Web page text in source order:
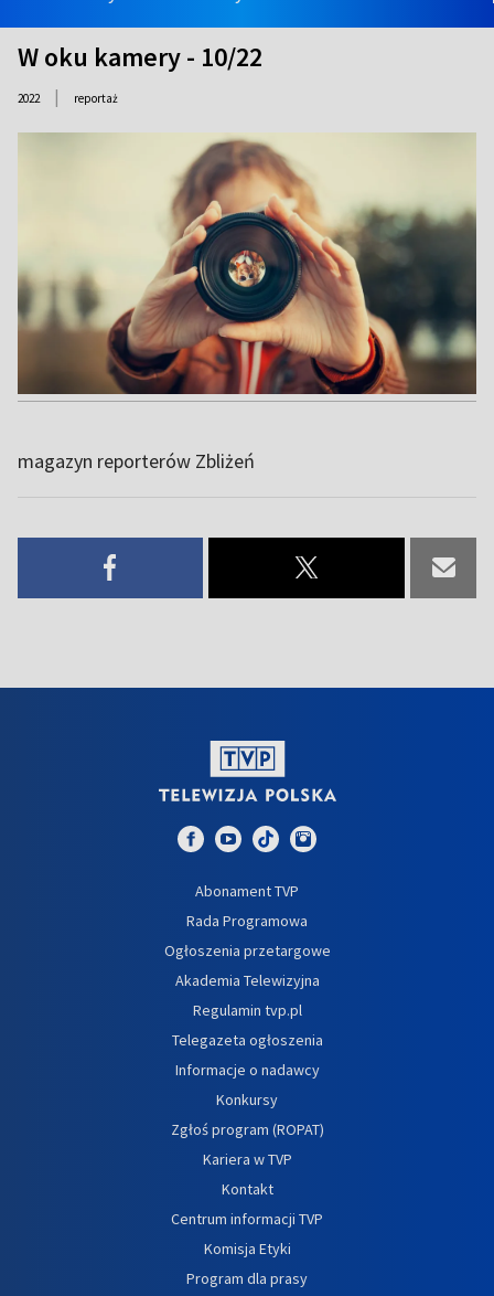
W oku kamery - 10/22
2022 | reportaż
magazyn reporterów Zbliżeń
Abonament TVP
Rada Programowa
Ogłoszenia przetargowe
Akademia Telewizyjna
Regulamin tvp.pl
Telegazeta ogłoszenia
Informacje o nadawcy
Konkursy
Zgłoś program (ROPAT)
Kariera w TVP
Kontakt
Centrum informacji TVP
Komisja Etyki
Program dla prasy